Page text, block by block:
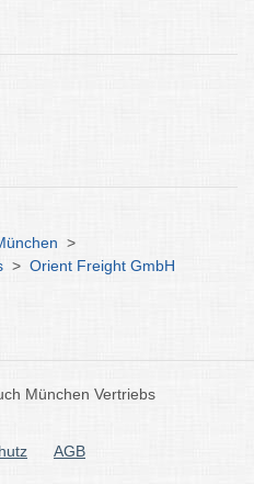
>
> Orient Freight GmbH
München Vertriebs
AGB